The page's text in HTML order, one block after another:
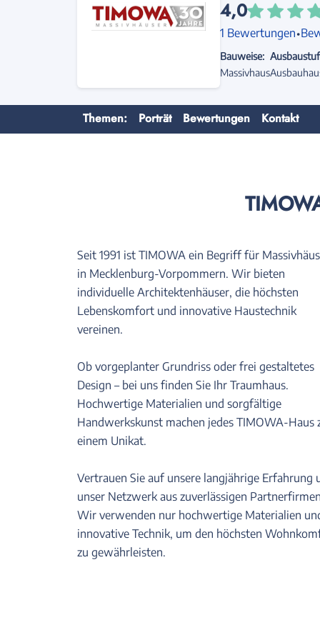
4,0
1 Bewertungen·
Bauweise:
Massivhaus
Themen: Porträt Bewertungen Kontakt
Seit 1991 ist TIMOWA ein Begriff für
in Mecklenburg-Vorpommern. Wir bieten
individuelle Architektenhäuser, die höchsten
Lebenskomfort und innovative Haustechnik
vereinen.
Ob vorgeplanter Grundriss oder frei gestaltetes
Design – bei uns finden Sie Ihr Traumhaus.
Hochwertige Materialien und sorgfältige
Handwerkskunst machen jedes TIMOWA-Haus
einem Unikat.
Vertrauen Sie auf unsere langjährige Erfahrung
unser Netzwerk aus zuverlässigen
Wir verwenden nur hochwertige Materialien
innovative Technik, um den höchsten
zu gewährleisten.